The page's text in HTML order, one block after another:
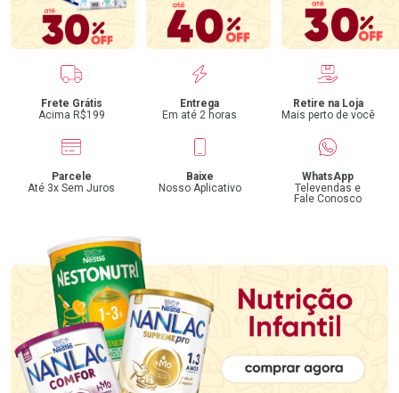
Benefícios
Frete Grátis
Acima R$199
Entrega
Em até 2 horas
Retire na Loja
Mais perto de você
Parcele
Até 3x Sem Juros
Baixe
Nosso Aplicativo
WhatsApp
Televendas e
Fale Conosco